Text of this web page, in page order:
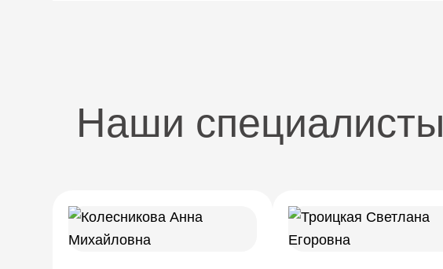
Наши специалисты